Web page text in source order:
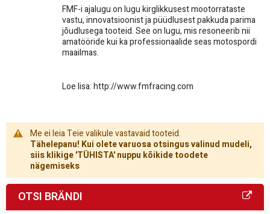
FMF-i ajalugu on lugu kirglikkusest mootorrataste
vastu, innovatsioonist ja püüdlusest pakkuda parima
jõudlusega tooteid. See on lugu, mis resoneerib nii
amatööride kui ka professionaalide seas motospordi
maailmas.
Loe lisa:http://www.fmfracing.com
Me ei leia Teie valikule vastavaid tooteid.
Tähelepanu! Kui olete varuosa otsingus valinud mudeli,
siis klikige 'TÜHISTA' nuppu kõikide toodete
nägemiseks
OTSI BRÄNDI